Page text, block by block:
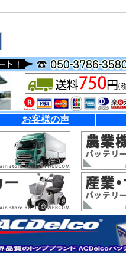
お客様の声